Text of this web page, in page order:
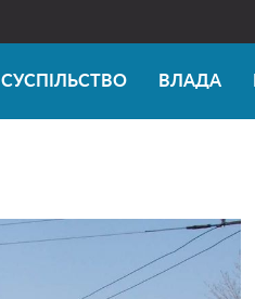
СУСПІЛЬСТВО ВЛАДА